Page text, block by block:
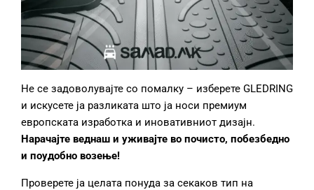
Не се задоволувајте со помалку – изберете GLEDRING
и искусете ја разликата што ја носи премиум
европската изработка и иновативниот дизајн.
Нарачајте веднаш и уживајте во почисто, побезбедно
и поудобно возење!
Проверете ја целата понуда за секаков тип на